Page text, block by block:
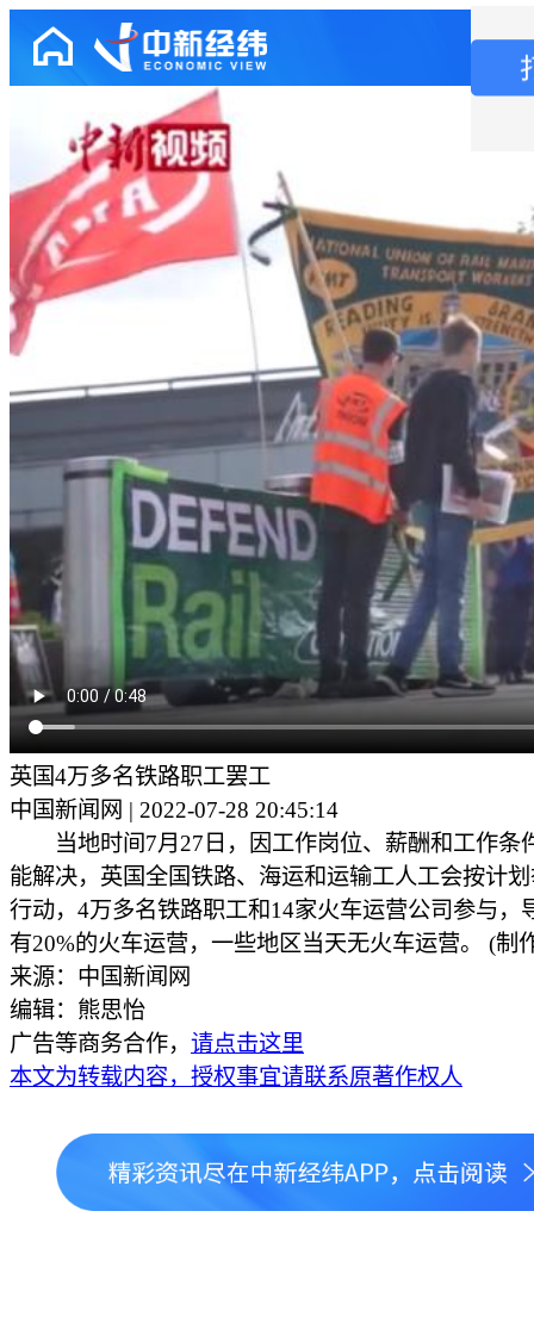
英国4万多名铁路职工罢工
中国新闻网 | 2022-07-28 20:45:14
当地时间7月27日，因工作岗位、薪酬和工作条
能解决，英国全国铁路、海运和运输工人工会按计
行动，4万多名铁路职工和14家火车运营公司参与，
有20%的火车运营，一些地区当天无火车运营。 (制
来源：中国新闻网
编辑：熊思怡
广告等商务合作， 请点击这里
本文为转载内容，授权事宜请联系原著作权人